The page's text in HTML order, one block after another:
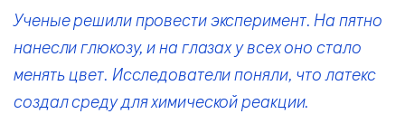
Ученые решили провести эксперимент. На пятно
нанесли глюкозу, и на глазах у всех оно стало
менять цвет. Исследователи поняли, что латекс
создал среду для химической реакции.